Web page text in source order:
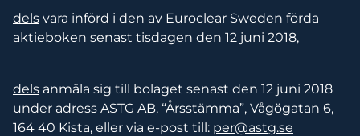
dels vara införd i den av Euroclear Sweden förda
aktieboken senast tisdagen den 12 juni 2018,
dels anmäla sig till bolaget senast den 12 juni 2018
under adress ASTG AB, “Årsstämma”, Vågögatan 6,
164 40 Kista, eller via e-post till: per@astg.se